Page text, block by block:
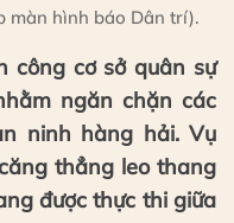
màn hình báo Dân trí).
công cơ sở quân sự
ngăn chặn các
ninh hàng hải. Vụ
thẳng leo thang
được thực thi giữa